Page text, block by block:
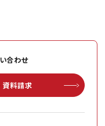
合わせ
資料請求